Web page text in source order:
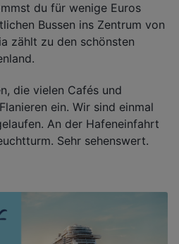
du für wenige Euros
Bussen ins Zentrum von
zählt zu den schönsten
die vielen Cafés und
ein. Wir sind einmal
An der Hafeneinfahrt
Sehr sehenswert.